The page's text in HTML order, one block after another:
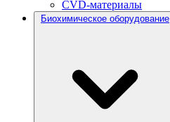
CVD-материалы
Биохимическое оборудование